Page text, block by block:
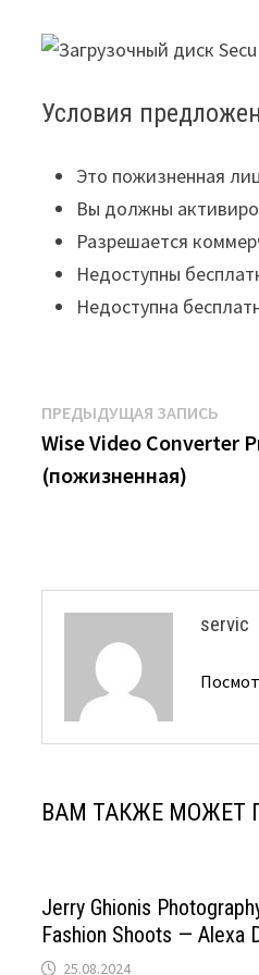
Условия
Это пожизненная
Вы должны
Разрешается
Недоступны
Недоступна
Навигация
по
записям
ПРЕДЫДУЩАЯ ЗАПИСЬ
Wise Video Converter
(пожизненная)
servic
ВАМ ТАКЖЕ МОЖЕТ
Jerry Ghionis
Fashion Shoots — Alexa
25.08.2024